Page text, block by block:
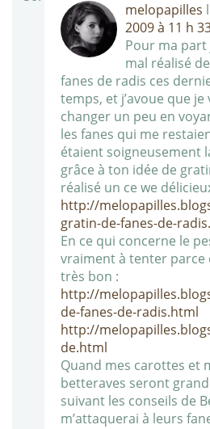
melopapilles
2009 à 11 h
Pour ma part
mal réalisé
fanes de radis ces
temps, et j’avoue que je
changer un peu en
les fanes qui me
étaient soigneusement
grâce à ton idée de
réalisé un ce we
http://
gratin-de-fanes-de-
En ce qui concerne le
vraiment à tenter parce
très bon :
http://
de-fanes-de-radis.html
http://
de.html
Quand mes carottes et
betteraves seront
suivant les conseils de
m’attaquerai à leurs